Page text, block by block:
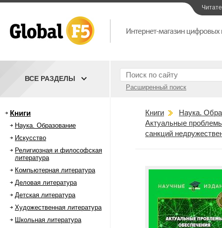
Расширенный поиск
ВСЕ РАЗДЕЛЫ
Книги
Наука. Образование
Искусство
Религиозная и философская
литература
Компьютерная литература
Деловая литература
Детская литература
Художественная литература
Школьная литература
Книги
Наука.
Актуальные
санкций